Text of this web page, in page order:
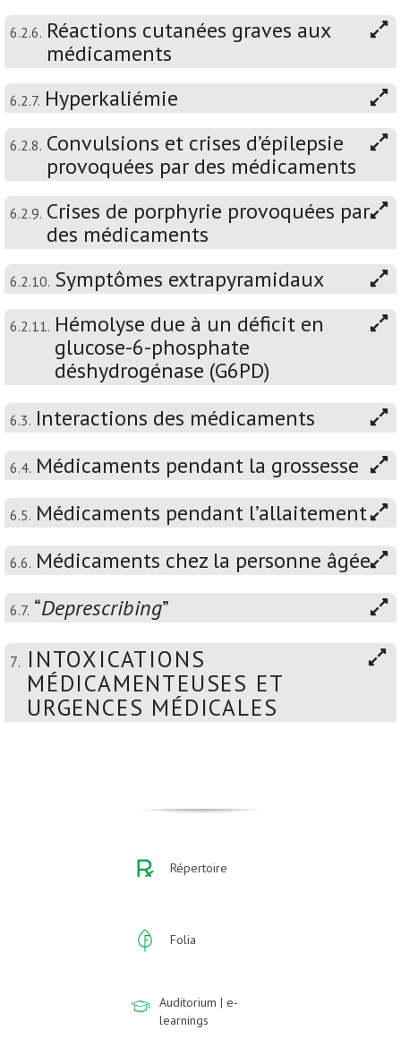
6.2.6. Réactions cutanées graves aux
médicaments
6.2.7. Hyperkaliémie
6.2.8. Convulsions et crises d’épilepsie
provoquées par des médicaments
6.2.9. Crises de porphyrie provoquées par
des médicaments
6.2.10. Symptômes extrapyramidaux
6.2.11. Hémolyse due à un déficit en
glucose-6-phosphate
déshydrogénase (G6PD)
6.3. Interactions des médicaments
6.4. Médicaments pendant la grossesse
6.5. Médicaments pendant l’allaitement
6.6. Médicaments chez la personne âgée
6.7. “Deprescribing”
7. INTOXICATIONS
MÉDICAMENTEUSES ET
URGENCES MÉDICALES
Répertoire
Folia
Auditorium | e-
learnings